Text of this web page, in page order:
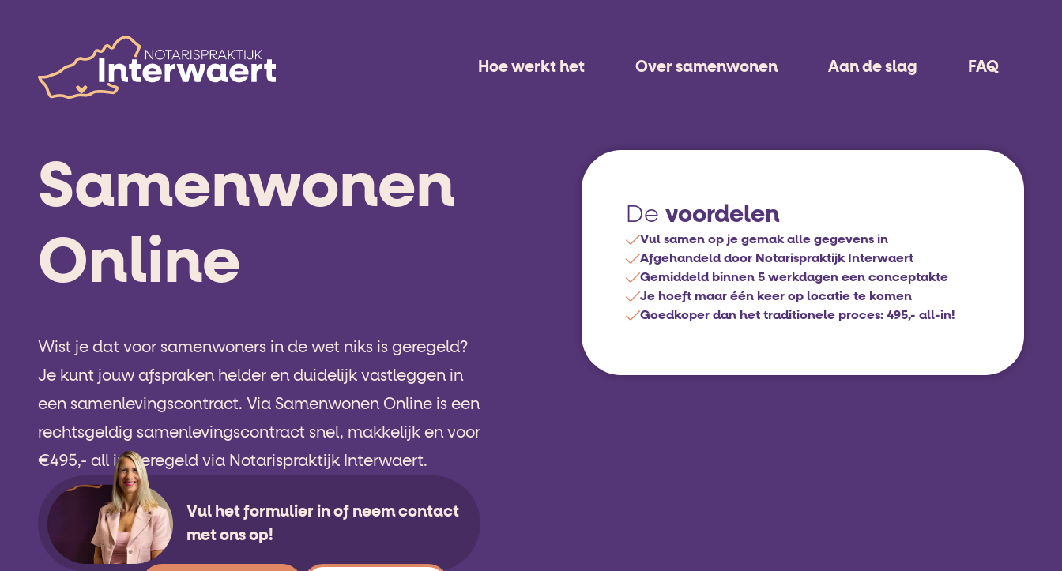
Hoe werkt het Over samenwonen Aan de slag FAQ
Samenwonen
Online
Wist je dat voor samenwoners in de wet niks is geregeld?
Je kunt jouw afspraken helder en duidelijk vastleggen in
een samenlevingscontract. Via Samenwonen Online is een
rechtsgeldig samenlevingscontract snel, makkelijk en voor
€495,- all in geregeld via Notarispraktijk Interwaert.
Vul het formulier in of neem contact
met ons op!
De voordelen
Vul samen op je gemak alle gegevens in
Afgehandeld door Notarispraktijk Interwaert
Gemiddeld binnen 5 werkdagen een conceptakte
Je hoeft maar één keer op locatie te komen
Goedkoper dan het traditionele proces: 495,- all-in!